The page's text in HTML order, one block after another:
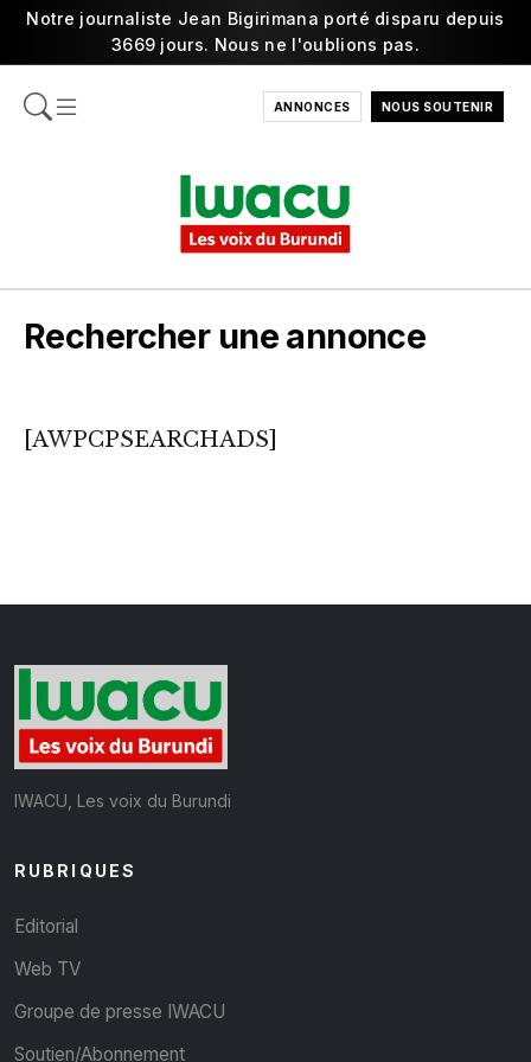
Notre journaliste Jean Bigirimana porté disparu depuis
3669 jours. Nous ne l'oublions pas.
ANNONCES NOUS SOUTENIR
Rechercher une annonce
[AWPCPSEARCHADS]
IWACU, Les voix du Burundi
RUBRIQUES
Editorial
Web TV
Groupe de presse IWACU
Soutien/Abonnement